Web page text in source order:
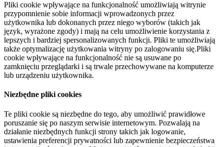
Pliki cookie wpływające na funkcjonalność umożliwiają witrynie
przypomnienie sobie informacji wprowadzonych przez
użytkownika lub dokonanych przez niego wyborów (takich jak
język, wyrażone zgody) i mają na celu umożliwienie korzystania z
lepszych i bardziej spersonalizowanych funkcji. Pliki te umożliwiają
także optymalizację użytkowania witryny po zalogowaniu się.Pliki
cookie wpływające na funkcjonalność nie są usuwane po
zamknięciu przeglądarki i są trwale przechowywane na komputerze
lub urządzeniu użytkownika.
Niezbędne pliki cookies
Te pliki cookie są niezbędne do tego, aby umożliwić prawidłowe
poruszanie się po naszym serwisie internetowym. Pozwalają na
działanie niezbędnych funkcji strony takich jak logowanie,
ustawienia preferencji prywatności lub zapewnienie bezpieczeństwa